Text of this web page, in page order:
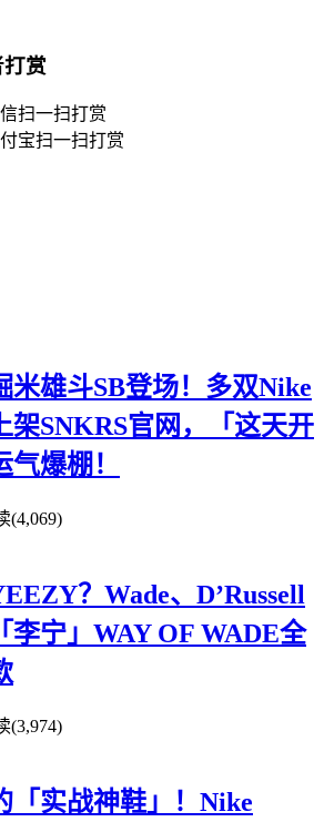
赏
扫一扫打赏
宝扫一扫打赏
米雄斗SB登场！多双Nike
架SNKRS官网，「这天开
爆棚！
(4,069)
？Wade、D’Russell
李宁」WAY OF WADE全
(3,974)
「实战神鞋」！Nike